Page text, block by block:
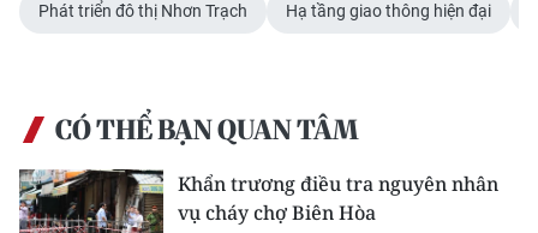
Phát triển đô thị Nhơn Trạch Hạ tầng giao thông hiện đại
CÓ THỂ BẠN QUAN TÂM
Khẩn trương điều tra nguyên nhân
vụ cháy chợ Biên Hòa